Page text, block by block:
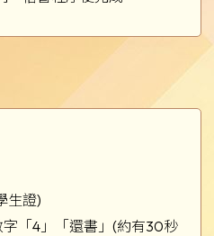
生證)
「4」「還書」(約有30秒